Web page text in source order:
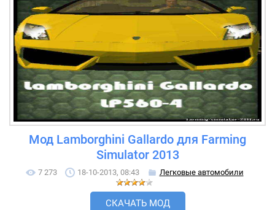
Мод Lamborghini Gallardo для Farming
Simulator 2013
7 273 18-10-2013, 08:43 Легковые автомобили
СКАЧАТЬ МОД